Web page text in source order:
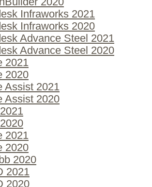
Infraworks 2021
Infraworks 2020
Advance Steel 2021
Advance Steel 2020
2021
2020
Assist 2021
Assist 2020
2021
2020
2020
2021
2020